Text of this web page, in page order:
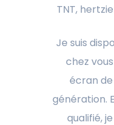
TNT,
Je suis
chez
écran
génération.
qualifié,